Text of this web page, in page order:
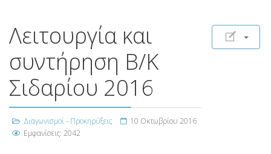
Λειτουργία και
συντήρηση Β/Κ
Σιδαρίου 2016
Διαγωνισμοί - Προκηρύξεις
10 Οκτωβρίου 2016
Εμφανίσεις: 2042